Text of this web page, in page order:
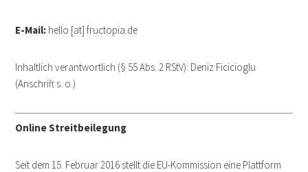
E-Mail: hello [at] fructopia.de
Inhaltlich verantwortlich (§ 55 Abs. 2 RStV): Deniz Ficicioglu
(Anschrift s. o.)
Online Streitbeilegung
Seit dem 15. Februar 2016 stellt die EU-Kommission eine Plattform